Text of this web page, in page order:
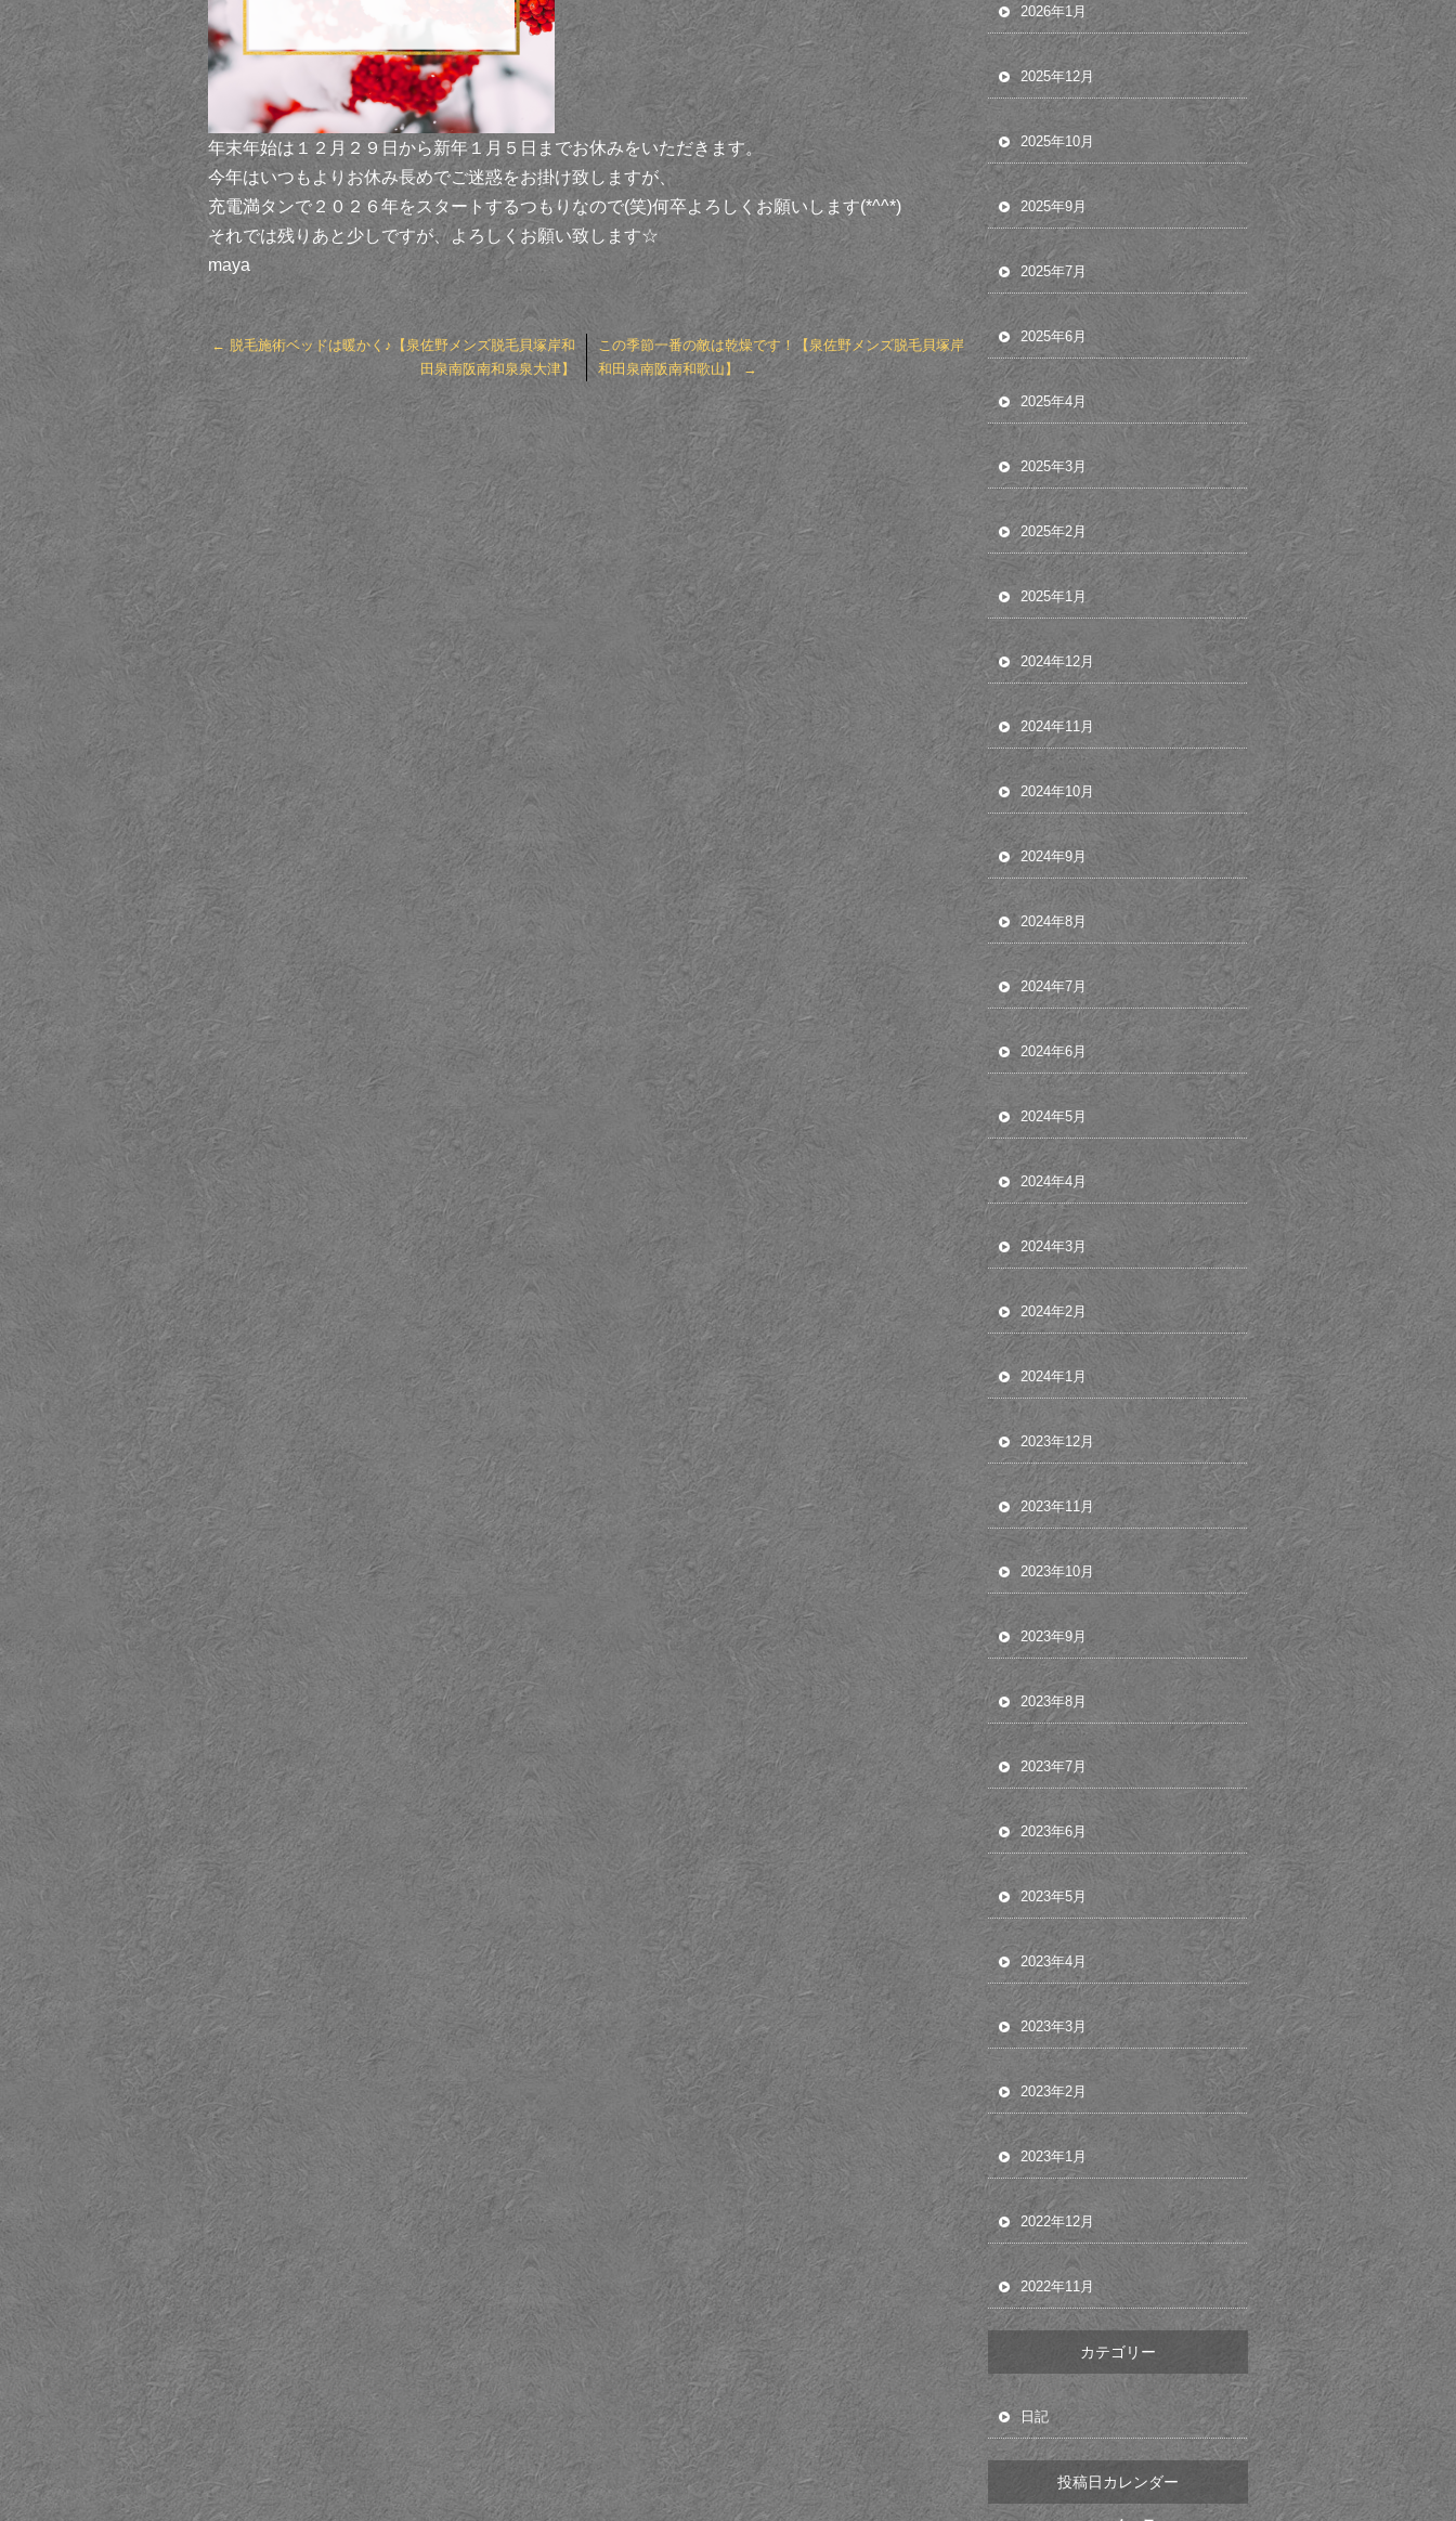
年末年始は１２月２９日から新年１月５日までお休みをいただきます。
今年はいつもよりお休み長めでご迷惑をお掛け致しますが、
充電満タンで２０２６年をスタートするつもりなので(笑)何卒よろしくお願いします(*^^*)
それでは残りあと少しですが、よろしくお願い致します☆
maya
← 脱毛施術ベッドは暖かく♪【泉佐野メンズ脱毛貝塚岸和
田泉南阪南和泉泉大津】
この季節一番の敵は乾燥です！【泉佐野メンズ脱毛貝塚岸
和田泉南阪南和歌山】
→
2026年1月
2025年12月
2025年10月
2025年9月
2025年7月
2025年6月
2025年4月
2025年3月
2025年2月
2025年1月
2024年12月
2024年11月
2024年10月
2024年9月
2024年8月
2024年7月
2024年6月
2024年5月
2024年4月
2024年3月
2024年2月
2024年1月
2023年12月
2023年11月
2023年10月
2023年9月
2023年8月
2023年7月
2023年6月
2023年5月
2023年4月
2023年3月
2023年2月
2023年1月
2022年12月
2022年11月
カテゴリー
日記
投稿日カレンダー